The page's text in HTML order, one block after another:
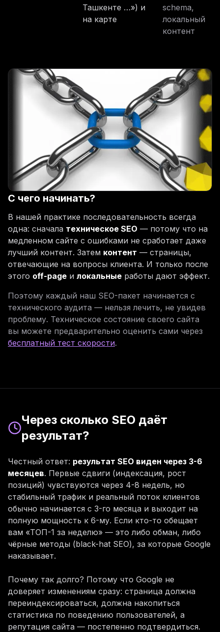
Ташкенте …») и
на карте
schema,
локальный
контент
С чего начинать?
В нашей практике последовательность всегда
одна: сначала техническое SEO — потому что на
медленном сайте с ошибками не сработает даже
лучший контент. Затем контент — страницы,
отвечающие на вопросы клиента. И только после
этого off-page и локальные работы дают эффект.
Поэтому каждый наш SEO-пакет начинается с
технического аудита — нельзя лечить, не увидев
проблему. Техническое состояние своего сайта
вы можете предварительно оценить сами через
бесплатный тест скорости.
Через сколько SEO даёт
результат?
Честный ответ: результат SEO виден через 3-6
месяцев. Первые сдвиги (индексация, рост
позиций) чувствуются через 4-8 недель, но
стабильный трафик и реальный поток клиентов
обычно начинается с 3-го месяца и выходит на
полную мощность к 6-му. Если кто-то обещает
вам «ТОП-1 за неделю» — это либо обман, либо
чёрные методы (black-hat SEO), за которые Google
наказывает.
Почему так долго? Потому что Google не
доверяет изменениям сразу: страница должна
переиндексироваться, должна накопиться
статистика по поведению пользователей, а
репутация сайта — постепенно подтвердиться.